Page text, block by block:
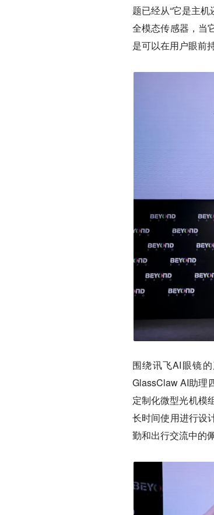
题已经从“它是主
全模态传感器，当
是可以在用户眼前
围绕讯飞AI眼镜
GlassClaw AI助理
定制化微型光机模
长时间使用进行设
勤和出行交流中的